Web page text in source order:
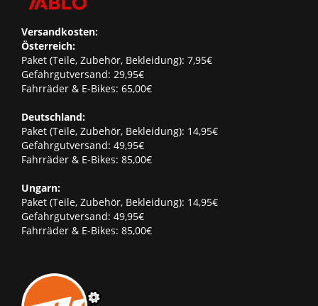
Versandkosten:
Österreich:
Paket (Teile, Zubehör, Bekleidung): 7,95€
Gefahrgutversand: 29,95€
Fahrräder & E-Bikes: 65,00€
Deutschland:
Paket (Teile, Zubehör, Bekleidung): 14,95€
Gefahrgutversand: 49,95€
Fahrräder & E-Bikes: 85,00€
Ungarn:
Paket (Teile, Zubehör, Bekleidung): 14,95€
Gefahrgutversand: 49,95€
Fahrräder & E-Bikes: 85,00€